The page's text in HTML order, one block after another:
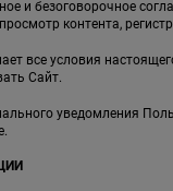
и безоговорочное
контента,
все условия
Сайт.
уведомления